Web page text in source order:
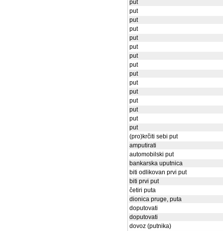
put
put
put
put
put
put
put
put
put
put
put
put
put
put
put
(pro)krčiti sebi put
amputirati
automobilski put
bankarska uputnica
biti odlikovan prvi put
biti prvi put
četiri puta
dionica pruge, puta
doputovati
doputovati
dovoz (putnika)